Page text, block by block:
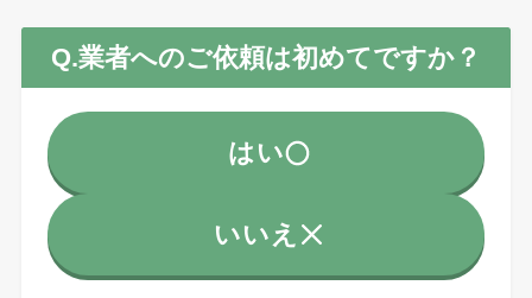
Q.業者へのご依頼は初めてですか？
はい
いいえ